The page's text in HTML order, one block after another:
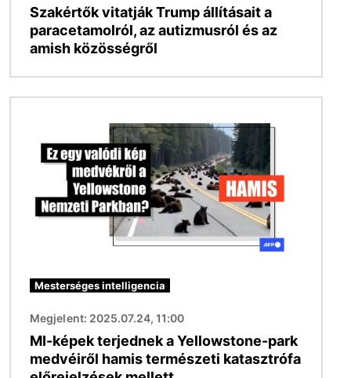
Szakértők vitatják Trump állításait a
paracetamolról, az autizmusról és az
amish közösségről
Mesterséges intelligencia
Megjelent: 2025.07.24, 11:00
MI-képek terjednek a Yellowstone-park
medvéiről hamis természeti katasztrófa